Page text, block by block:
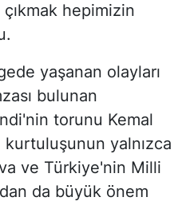
hepimizin
yaşanan olayları
bulunan
torunu Kemal
kurtuluşunun yalnızca
ve Türkiye'nin Milli
da büyük önem